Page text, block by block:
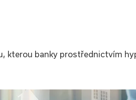
kterou banky prostřednictvím